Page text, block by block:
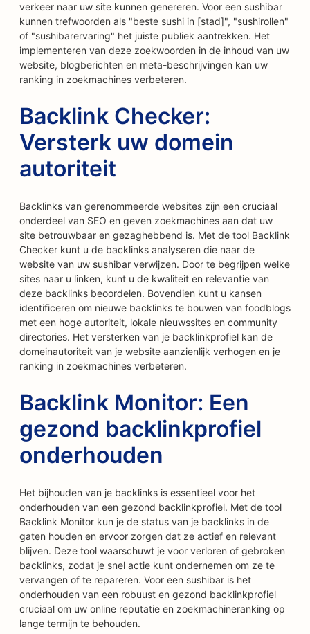
verkeer naar uw site kunnen genereren. Voor een sushibar
kunnen trefwoorden als "beste sushi in [stad]", "sushirollen"
of "sushibarervaring" het juiste publiek aantrekken. Het
implementeren van deze zoekwoorden in de inhoud van uw
website, blogberichten en meta-beschrijvingen kan uw
ranking in zoekmachines verbeteren.
Backlink Checker:
Versterk uw domein
autoriteit
Backlinks van gerenommeerde websites zijn een cruciaal
onderdeel van SEO en geven zoekmachines aan dat uw
site betrouwbaar en gezaghebbend is. Met de tool Backlink
Checker kunt u de backlinks analyseren die naar de
website van uw sushibar verwijzen. Door te begrijpen welke
sites naar u linken, kunt u de kwaliteit en relevantie van
deze backlinks beoordelen. Bovendien kunt u kansen
identificeren om nieuwe backlinks te bouwen van foodblogs
met een hoge autoriteit, lokale nieuwssites en community
directories. Het versterken van je backlinkprofiel kan de
domeinautoriteit van je website aanzienlijk verhogen en je
ranking in zoekmachines verbeteren.
Backlink Monitor: Een
gezond backlinkprofiel
onderhouden
Het bijhouden van je backlinks is essentieel voor het
onderhouden van een gezond backlinkprofiel. Met de tool
Backlink Monitor kun je de status van je backlinks in de
gaten houden en ervoor zorgen dat ze actief en relevant
blijven. Deze tool waarschuwt je voor verloren of gebroken
backlinks, zodat je snel actie kunt ondernemen om ze te
vervangen of te repareren. Voor een sushibar is het
onderhouden van een robuust en gezond backlinkprofiel
cruciaal om uw online reputatie en zoekmachineranking op
lange termijn te behouden.